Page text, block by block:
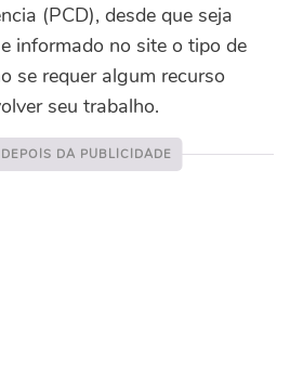
(PCD), desde que seja
informado no site o tipo de
se requer algum recurso
seu trabalho.